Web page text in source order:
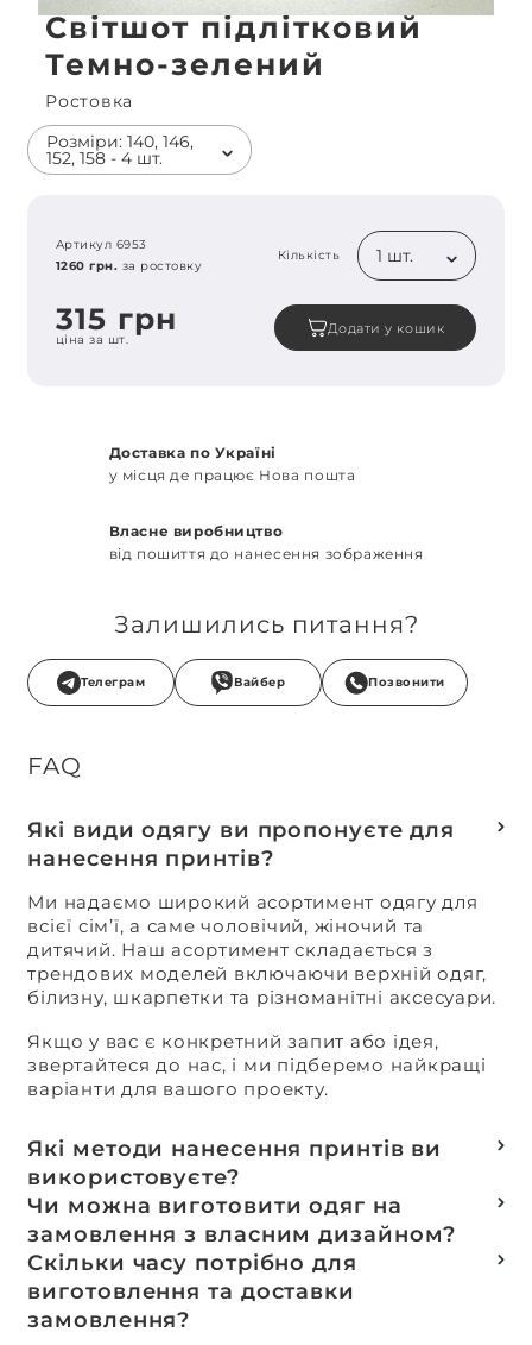
Світшот підлітковий
Темно-зелений
Ростовка
Розміри: 140, 146,
152, 158 - 4 шт.
Артикул 6953
1260 грн. за ростовку
Кількість 1 шт.
315 грн
ціна за шт.
Додати у кошик
Доставка по Україні
у місця де працює Нова пошта
Власне виробництво
від пошиття до нанесення зображення
Залишились питання?
Телеграм Вайбер Позвонити
FAQ
Які види одягу ви пропонуєте для
нанесення принтів?
Ми надаємо широкий асортимент одягу для
всієї сім’ї, а саме чоловічий, жіночий та
дитячий. Наш асортимент складається з
трендових моделей включаючи верхній одяг,
білизну, шкарпетки та різноманітні аксесуари.
Якщо у вас є конкретний запит або ідея,
звертайтеся до нас, і ми підберемо найкращі
варіанти для вашого проекту.
Які методи нанесення принтів ви
використовуєте?
Термотранферний
Шовкотрафаретний
DTF – друк
Машинна вишивка
Чи можна виготовити одяг на
замовлення з власним дизайном?
Так, ми спеціалізуємося на розробці колекцій
та мерчу під ключ, цей процес включає підбір
тканин, розробку лекал, дизай та
завершується пошиттям готового виробу.
Скільки часу потрібно для
виготовлення та доставки
замовлення?